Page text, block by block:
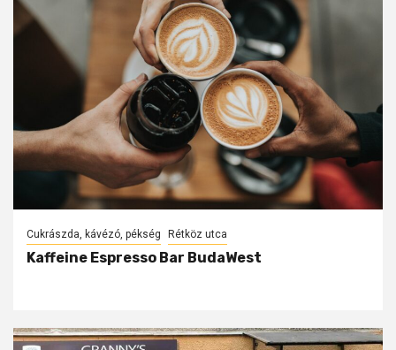
Cukrászda, kávézó, pékség Rétköz utca
Kaffeine Espresso Bar BudaWest